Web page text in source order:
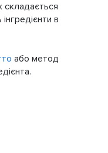
складається
в
або метод